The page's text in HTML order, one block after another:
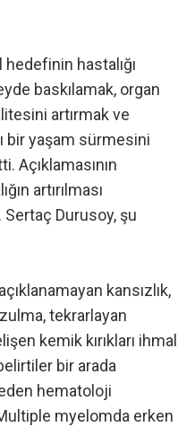
hastalığı
baskılamak, organ
artırmak ve
bir yaşam sürmesini
Açıklamasının
artırılması
Durusoy, şu
kansızlık,
tekrarlayan
kemik kırıkları ihmal
bir arada
hematoloji
myelomda erken